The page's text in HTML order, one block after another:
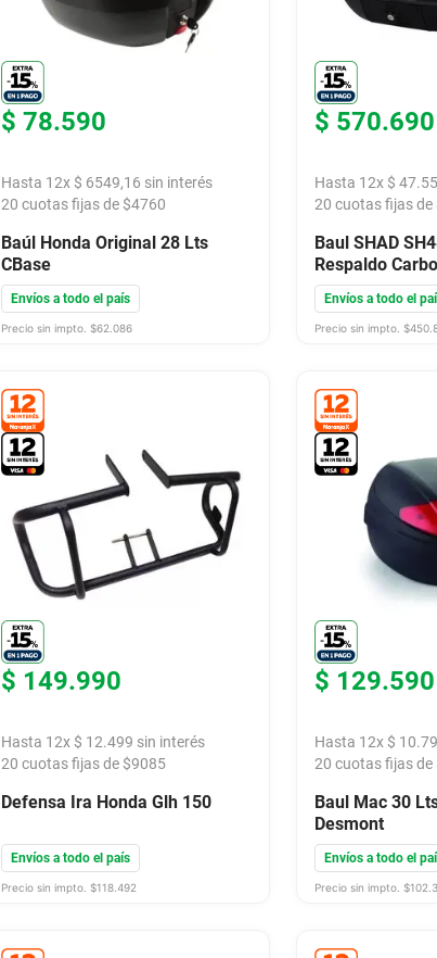
$ 78.590
Hasta 12x $ 6549,16 sin interés
20 cuotas fijas de $4760
Baúl Honda Original 28 Lts
CBase
Envíos a todo el país
Precio sin impto. $62.086
$ 570.690
Hasta 12x $ 47.
20 cuotas fijas de
Baul SHAD
Respaldo
Envíos a todo el
Precio sin impto. $
$ 149.990
Hasta 12x $ 12.499 sin interés
20 cuotas fijas de $9085
Defensa Ira Honda Glh 150
Envíos a todo el país
Precio sin impto. $118.492
$ 129.590
Hasta 12x $ 10.
20 cuotas fijas de
Baul Mac 30
Desmont
Envíos a todo el
Precio sin impto. $